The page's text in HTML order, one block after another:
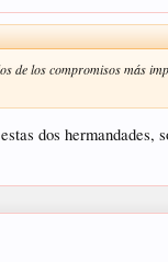
los compromisos más
dos